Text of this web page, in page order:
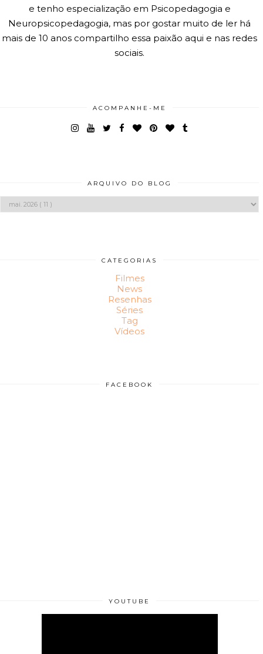
e tenho especialização em Psicopedagogia e
Neuropsicopedagogia, mas por gostar muito de ler há
mais de 10 anos compartilho essa paixão aqui e nas redes
sociais.
ACOMPANHE-ME
ARQUIVO DO BLOG
CATEGORIAS
Filmes
News
Resenhas
Séries
Tag
Vídeos
FACEBOOK
YOUTUBE